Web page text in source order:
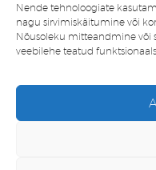
Nende tehnoloogiate
nagu sirvimiskäitumine või
Nõusoleku mitteandmine või
veebilehe teatud
Minu